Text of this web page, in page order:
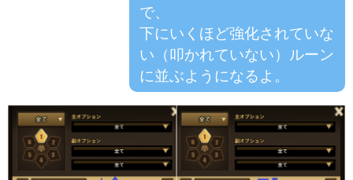
で、
下にいくほど強化されていな
い（叩かれていない）ルーン
に並ぶようになるよ。